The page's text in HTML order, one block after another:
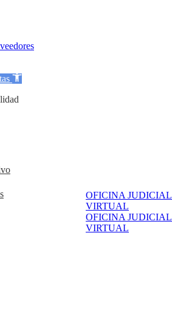
OFICINA JUDICIAL
VIRTUAL
OFICINA JUDICIAL
VIRTUAL